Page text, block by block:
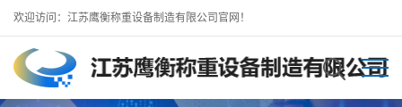
欢迎访问：江苏鹰衡称重设备制造有限公司官网！